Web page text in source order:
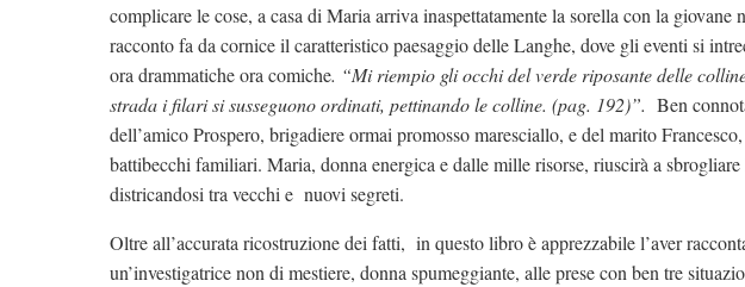
complicare le cose, a casa di Maria arriva inaspettatamente la sorella con la
racconto fa da cornice il caratteristico paesaggio delle Langhe, dove gli eventi si
ora drammatiche ora comiche. “Mi riempio gli occhi del verde riposante delle
strada i filari si susseguono ordinati, pettinando le colline. (pag. 192)”. Ben
dell’amico Prospero, brigadiere ormai promosso maresciallo, e del marito
battibecchi familiari. Maria, donna energica e dalle mille risorse, riuscirà a sbrogliare
districandosi tra vecchi e nuovi segreti.
Oltre all’accurata ricostruzione dei fatti, in questo libro è apprezzabile l’aver
un’investigatrice non di mestiere, donna spumeggiante, alle prese con ben tre